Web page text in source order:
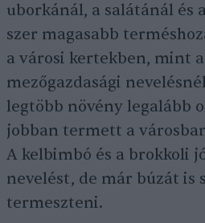
uborkánál, a salátánál és
szer magasabb
a városi kertekben, mint
mezőgazdasági
legtöbb növény legalább
jobban termett a
A kelbimbó és a brokkoli
nevelést, de már búzát is
termeszteni.